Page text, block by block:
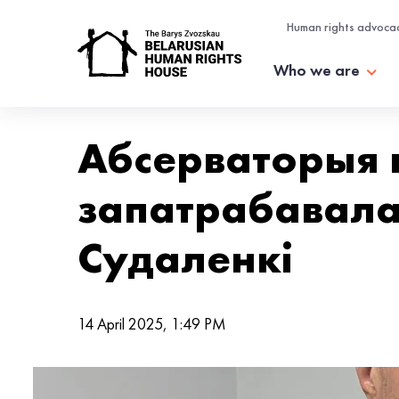
Human rights
Who we are
Судаленкі
14 April 2025, 1:49 PM